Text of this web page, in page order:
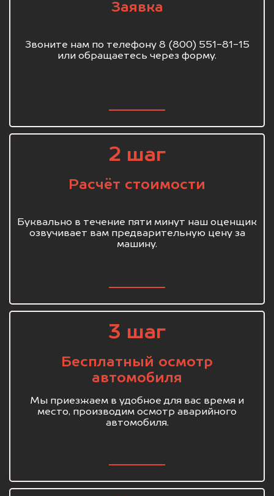
Заявка
Звоните нам по телефону 8 (800) 551-81-15
или обращаетесь через форму.
2 шаг
Расчёт стоимости
Буквально в течение пяти минут наш оценщик
озвучивает вам предварительную цену за
машину.
3 шаг
Бесплатный осмотр
автомобиля
Мы приезжаем в удобное для вас время и
место, производим осмотр аварийного
автомобиля.